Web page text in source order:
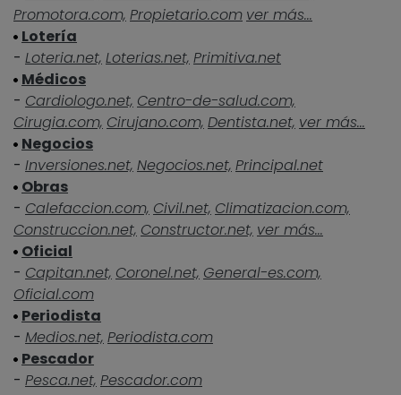
Promotora.com, Propietario.com ver más...
Lotería
- Loteria.net, Loterias.net, Primitiva.net
Médicos
- Cardiologo.net, Centro-de-salud.com,
Cirugia.com, Cirujano.com, Dentista.net, ver más...
Negocios
- Inversiones.net, Negocios.net, Principal.net
Obras
- Calefaccion.com, Civil.net, Climatizacion.com,
Construccion.net, Constructor.net, ver más...
Oficial
- Capitan.net, Coronel.net, General-es.com,
Oficial.com
Periodista
- Medios.net, Periodista.com
Pescador
- Pesca.net, Pescador.com